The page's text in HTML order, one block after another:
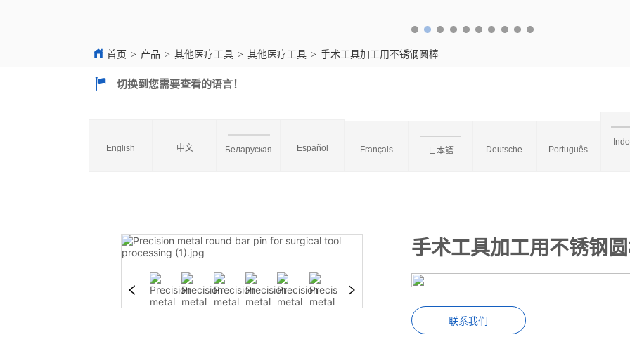
首页 > 产品 > 其他医疗工具 > 其他医疗工具 > 手术工具加工用不锈钢圆棒
切换到您需要查看的语言！
English 中文 Беларуская Español Français 日本語 Deutsche Português
手术工具加工用不锈钢
联系我们